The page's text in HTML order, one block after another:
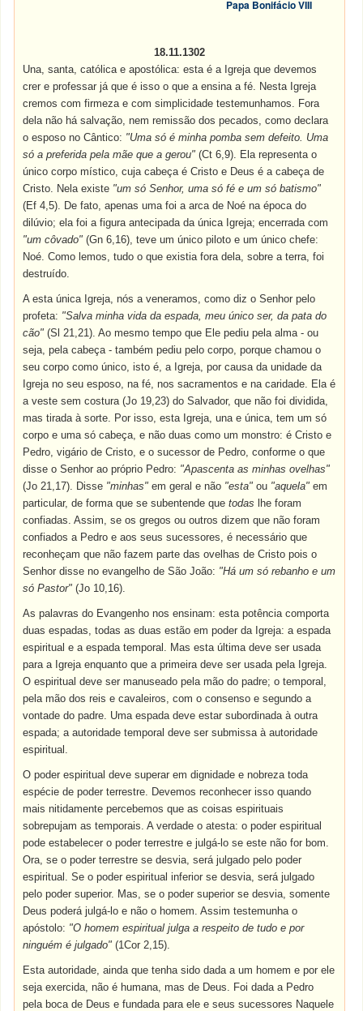
Papa Bonifácio VIII
18.11.1302
Una, santa, católica e apostólica: esta é a Igreja que devemos
crer e professar já que é isso o que a ensina a fé. Nesta Igreja
cremos com firmeza e com simplicidade testemunhamos. Fora
dela não há salvação, nem remissão dos pecados, como declara
o esposo no Cântico: "Uma só é minha pomba sem defeito. Uma
só a preferida pela mãe que a gerou" (Ct 6,9). Ela representa o
único corpo místico, cuja cabeça é Cristo e Deus é a cabeça de
Cristo. Nela existe "um só Senhor, uma só fé e um só batismo"
(Ef 4,5). De fato, apenas uma foi a arca de Noé na época do
dilúvio; ela foi a figura antecipada da única Igreja; encerrada com
"um côvado" (Gn 6,16), teve um único piloto e um único chefe:
Noé. Como lemos, tudo o que existia fora dela, sobre a terra, foi
destruído.
A esta única Igreja, nós a veneramos, como diz o Senhor pelo
profeta: "Salva minha vida da espada, meu único ser, da pata do
cão" (Sl 21,21). Ao mesmo tempo que Ele pediu pela alma - ou
seja, pela cabeça - também pediu pelo corpo, porque chamou o
seu corpo como único, isto é, a Igreja, por causa da unidade da
Igreja no seu esposo, na fé, nos sacramentos e na caridade. Ela é
a veste sem costura (Jo 19,23) do Salvador, que não foi dividida,
mas tirada à sorte. Por isso, esta Igreja, una e única, tem um só
corpo e uma só cabeça, e não duas como um monstro: é Cristo e
Pedro, vigário de Cristo, e o sucessor de Pedro, conforme o que
disse o Senhor ao próprio Pedro: "Apascenta as minhas ovelhas"
(Jo 21,17). Disse "minhas" em geral e não "esta" ou "aquela" em
particular, de forma que se subentende quetodas lhe foram
confiadas. Assim, se os gregos ou outros dizem que não foram
confiados a Pedro e aos seus sucessores, é necessário que
reconheçam que não fazem parte das ovelhas de Cristo pois o
Senhor disse no evangelho de São João: "Há um só rebanho e um
só Pastor" (Jo 10,16).
As palavras do Evangenho nos ensinam: esta potência comporta
duas espadas, todas as duas estão em poder da Igreja: a espada
espiritual e a espada temporal. Mas esta última deve ser usada
para a Igreja enquanto que a primeira deve ser usada pela Igreja.
O espiritual deve ser manuseado pela mão do padre; o temporal,
pela mão dos reis e cavaleiros, com o consenso e segundo a
vontade do padre. Uma espada deve estar subordinada à outra
espada; a autoridade temporal deve ser submissa à autoridade
espiritual.
O poder espiritual deve superar em dignidade e nobreza toda
espécie de poder terrestre. Devemos reconhecer isso quando
mais nitidamente percebemos que as coisas espirituais
sobrepujam as temporais. A verdade o atesta: o poder espiritual
pode estabelecer o poder terrestre e julgá-lo se este não for bom.
Ora, se o poder terrestre se desvia, será julgado pelo poder
espiritual. Se o poder espiritual inferior se desvia, será julgado
pelo poder superior. Mas, se o poder superior se desvia, somente
Deus poderá julgá-lo e não o homem. Assim testemunha o
apóstolo: "O homem espiritual julga a respeito de tudo e por
ninguém é julgado" (1Cor 2,15).
Esta autoridade, ainda que tenha sido dada a um homem e por ele
seja exercida, não é humana, mas de Deus. Foi dada a Pedro
pela boca de Deus e fundada para ele e seus sucessores Naquele